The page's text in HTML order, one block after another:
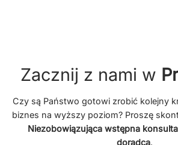
Zacznij z nami w
Czy są Państwo gotowi zrobić kolejny
biznes na wyższy poziom? Proszę
Niezobowiązująca wstępna
doradcą.